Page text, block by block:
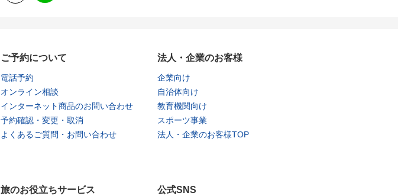
ご予約について
電話予約
オンライン相談
インターネット商品のお問い合わせ
予約確認・変更・取消
よくあるご質問・お問い合わせ
法人・企業のお客様
企業向け
自治体向け
教育機関向け
スポーツ事業
法人・企業のお客様TOP
旅のお役立ちサービス 公式SNS